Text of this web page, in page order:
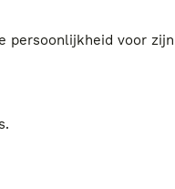
persoonlijkheid voor zijn